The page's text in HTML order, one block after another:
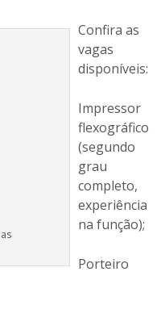
Confira as
vagas
disponíveis:
Impressor
flexográfico
na função);